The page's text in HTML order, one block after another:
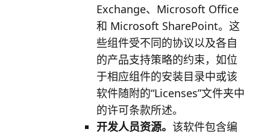
Exchange、Microsoft Office
和 Microsoft SharePoint。这
些组件受不同的协议以及各自
的产品支持策略的约束，如位
于相应组件的安装目录中或该
软件随附的“Licenses”文件夹中
的许可条款所述。
开发人员资源。 该软件包含编